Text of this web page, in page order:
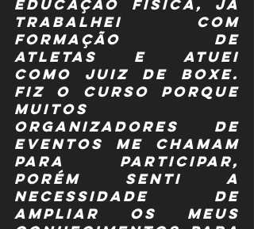
Educação Física, já
trabalhei com
formação de
atletas e atuei
como juiz de boxe.
Fiz o curso porque
muitos
organizadores de
eventos me chamam
para participar,
porém senti a
necessidade de
ampliar os meus